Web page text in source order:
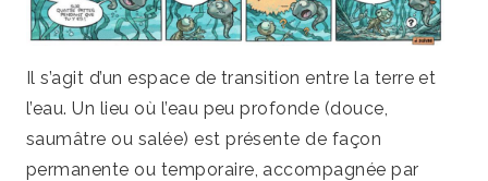
Il s’agit d’un espace de transition entre la terre et
l’eau. Un lieu où l’eau peu profonde (douce,
saumâtre ou salée) est présente de façon
permanente ou temporaire, accompagnée par